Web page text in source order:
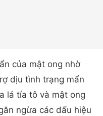
của mật ong nhờ
dịu tình trạng mẩn
lá tía tô và mật ong
ngừa các dấu hiệu